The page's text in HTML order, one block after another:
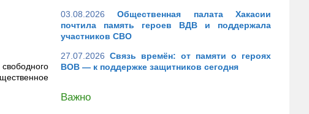
03.08.2026
Общественная палата Хакасии
почтила память героев ВДВ и поддержала
участников СВО
27.07.2026 Связь времён: от памяти о героях
ВОВ — к поддержке защитников сегодня
Важно